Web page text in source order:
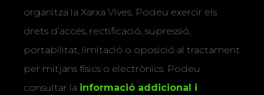
organitza la Xarxa Vives. Podeu exercir els
drets d’accés, rectificació, supressió,
portabilitat, limitació o oposició al tractament
per mitjans físics o electrònics. Podeu
consultar la informació addicional i